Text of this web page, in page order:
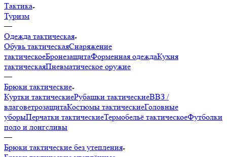
Тактика
Туризм
—
Одежда тактическая
Обувь тактическаяСнаряжение
тактическоеБронезащитаФорменная одеждаКухня
тактическаяПневматическое оружие
—
Брюки тактические
Куртки тактическиеРубашки тактическиеВВЗ /
влаговетрозащитаКостюмы тактическиеГоловные
уборыПерчатки тактическиеТермобельё тактическоеФутболки
поло и лонгсливы
—
Брюки тактические без утепления